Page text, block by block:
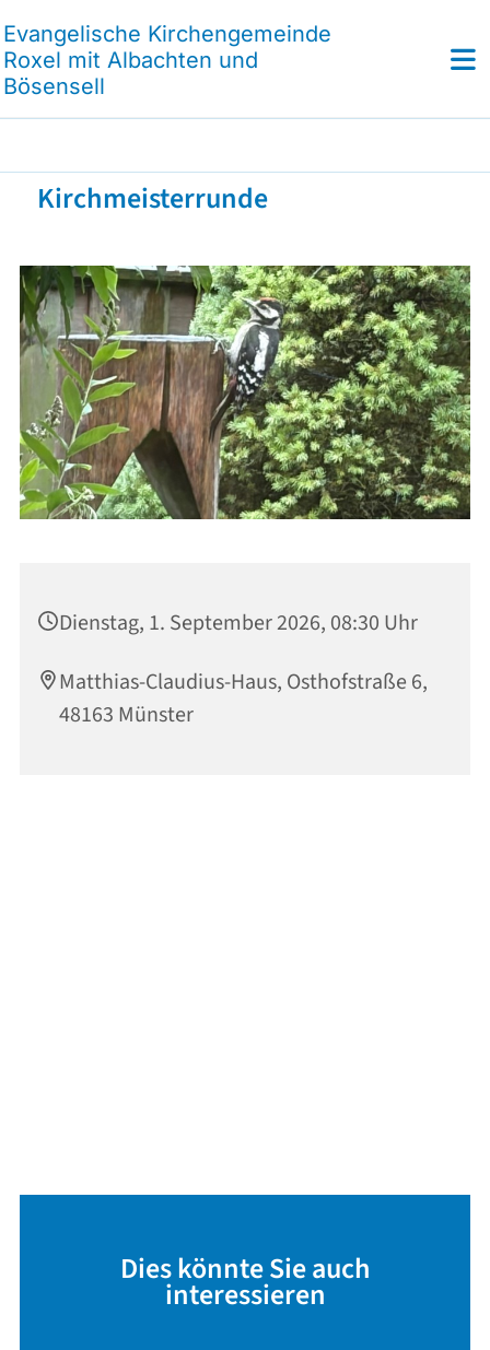
Evangelische Kirchengemeinde
Roxel mit Albachten und
Bösensell
Kirchmeisterrunde
Dienstag, 1. September 2026, 08:30 Uhr
Matthias-Claudius-Haus, Osthofstraße 6,
48163 Münster
Dies könnte Sie auch
interessieren